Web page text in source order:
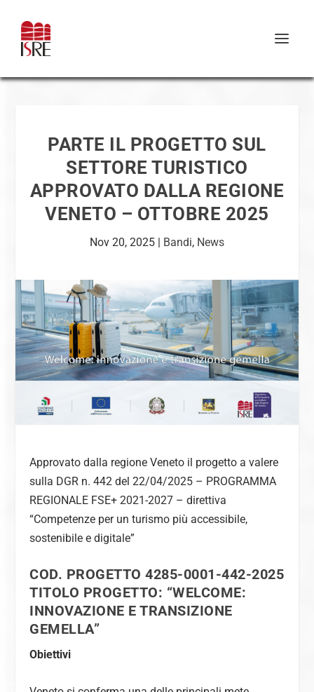
PARTE IL PROGETTO SUL
SETTORE TURISTICO
APPROVATO DALLA REGIONE
VENETO – OTTOBRE 2025
Nov 20, 2025 | Bandi, News
Approvato dalla regione Veneto il progetto a valere
sulla DGR n. 442 del 22/04/2025 – PROGRAMMA
REGIONALE FSE+ 2021-2027 – direttiva
“Competenze per un turismo più accessibile,
sostenibile e digitale”
COD. PROGETTO 4285-0001-442-2025
TITOLO PROGETTO: “WELCOME:
INNOVAZIONE E TRANSIZIONE
GEMELLA”
Obiettivi